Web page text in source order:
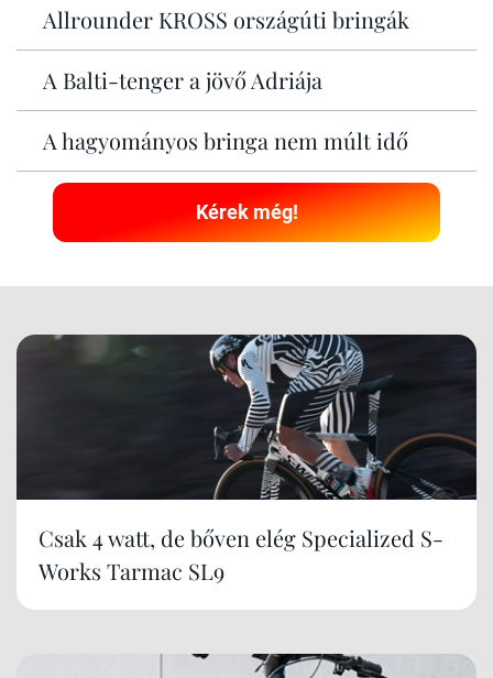
Allrounder KROSS országúti bringák
A Balti-tenger a jövő Adriája
A hagyományos bringa nem múlt idő
Kérek még!
Csak 4 watt, de bőven elég Specialized S-
Works Tarmac SL9